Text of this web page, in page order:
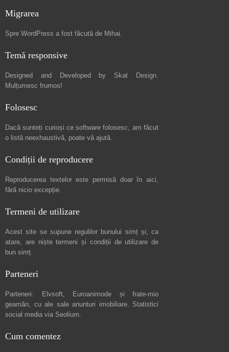
Migrarea
Spre WordPress a fost făcută de Mihai.
Temă responsive
Designed and Developed by Skat Design.
Mulțumesc frumos!
Folosesc
Dacă sunteți curioși ce software folosesc, am făcut
o listă neexhaustivă, poate vă ajută.
Condiții de reproducere
Reproducerea textelor este permisă doar în aici,
fără nicio excepție.
Termeni de utilizare
Acest site se supune regulilor bunului simț și, ca
atare, are niștetermeni și condiții de utilizare de
bun simț.
Parteneri
Parteneri: Elvsoft, Euroanimode și frate-mio
geamăn, cu ale sale anunturi imobiliare. Statistici
social media via Seolium.
Cum comentez